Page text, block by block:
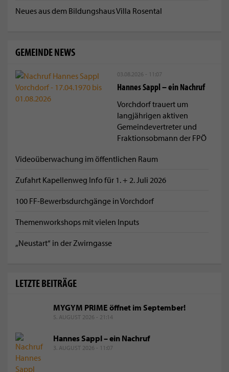
Neues aus dem Bildungshaus Villa Rosental
GEMEINDE NEWS
03.08.2026 - 11:07
Hannes Sappl – ein Nachruf
Vorchdorf trauert um
langjährigen aktiven
Gemeindevertreter und
Fraktionsobmann der FPÖ
Videoüberwachung im öffentlichen Raum
Zufahrt Kapellenweg Info für 1. + 2. Juli 2026
100 FF-Bewerbsdurchgänge in Vorchdorf
Themenworkshops mit vielen Inputs
„Neustart“ in der Zwirngasse
LETZTE BEITRÄGE
MYGYM PRIME öffnet im September!
5. AUGUST 2026 - 21:14
Hannes Sappl – ein Nachruf
3. AUGUST 2026 - 11:07